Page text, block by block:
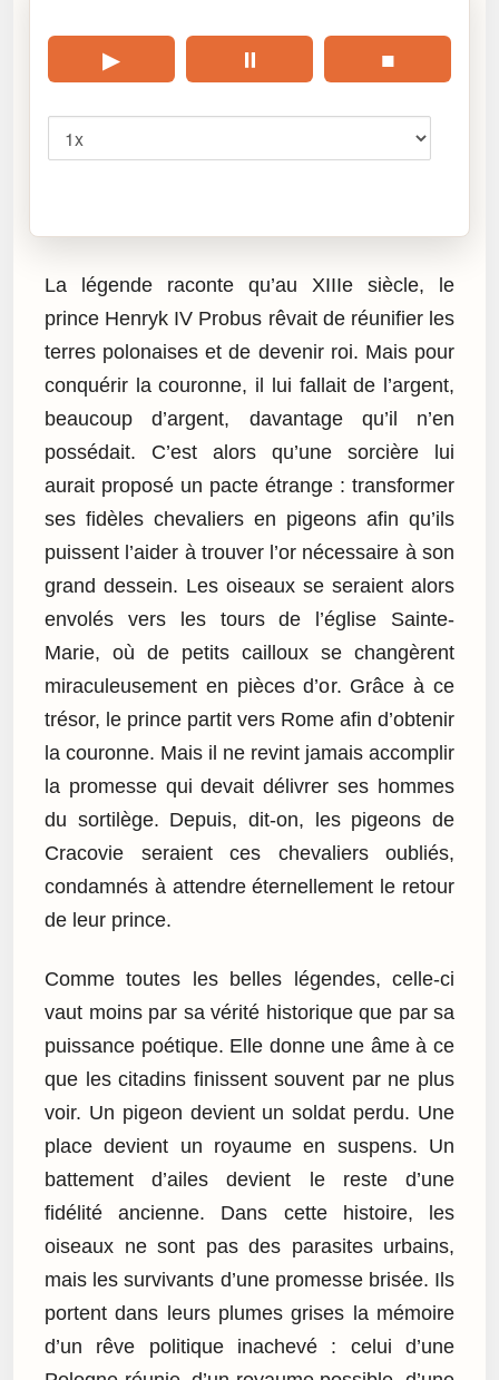
▶ ⏸ ■
La légende raconte qu’au XIIIe siècle, le
prince Henryk IV Probus rêvait de réunifier les
terres polonaises et de devenir roi. Mais pour
conquérir la couronne, il lui fallait de l’argent,
beaucoup d’argent, davantage qu’il n’en
possédait. C’est alors qu’une sorcière lui
aurait proposé un pacte étrange : transformer
ses fidèles chevaliers en pigeons afin qu’ils
puissent l’aider à trouver l’or nécessaire à son
grand dessein. Les oiseaux se seraient alors
envolés vers les tours de l’église Sainte-
Marie, où de petits cailloux se changèrent
miraculeusement en pièces d’or. Grâce à ce
trésor, le prince partit vers Rome afin d’obtenir
la couronne. Mais il ne revint jamais accomplir
la promesse qui devait délivrer ses hommes
du sortilège. Depuis, dit-on, les pigeons de
Cracovie seraient ces chevaliers oubliés,
condamnés à attendre éternellement le retour
de leur prince.
Comme toutes les belles légendes, celle-ci
vaut moins par sa vérité historique que par sa
puissance poétique. Elle donne une âme à ce
que les citadins finissent souvent par ne plus
voir. Un pigeon devient un soldat perdu. Une
place devient un royaume en suspens. Un
battement d’ailes devient le reste d’une
fidélité ancienne. Dans cette histoire, les
oiseaux ne sont pas des parasites urbains,
mais les survivants d’une promesse brisée. Ils
portent dans leurs plumes grises la mémoire
d’un rêve politique inachevé : celui d’une